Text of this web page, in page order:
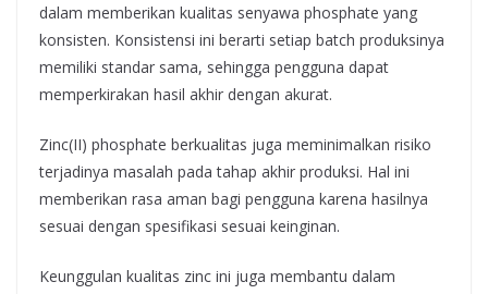
dalam memberikan kualitas senyawa phosphate yang
konsisten. Konsistensi ini berarti setiap batch produksinya
memiliki standar sama, sehingga pengguna dapat
memperkirakan hasil akhir dengan akurat.
Zinc(II) phosphate berkualitas juga meminimalkan risiko
terjadinya masalah pada tahap akhir produksi. Hal ini
memberikan rasa aman bagi pengguna karena hasilnya
sesuai dengan spesifikasi sesuai keinginan.
Keunggulan kualitas zinc ini juga membantu dalam